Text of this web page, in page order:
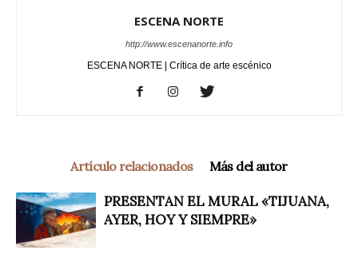
ESCENA NORTE
http://www.escenanorte.info
ESCENA NORTE | Crítica de arte escénico
Artículo relacionados Más del autor
PRESENTAN EL MURAL «TIJUANA,
AYER, HOY Y SIEMPRE»